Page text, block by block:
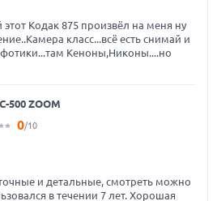
Кодак 875 произвёл на меня ну
класс...всё есть снимай и
Кеноны,Никоны....но
500 ZOOM
0/10
и детальные, смотреть можно
в течении 7 лет. Хорошая